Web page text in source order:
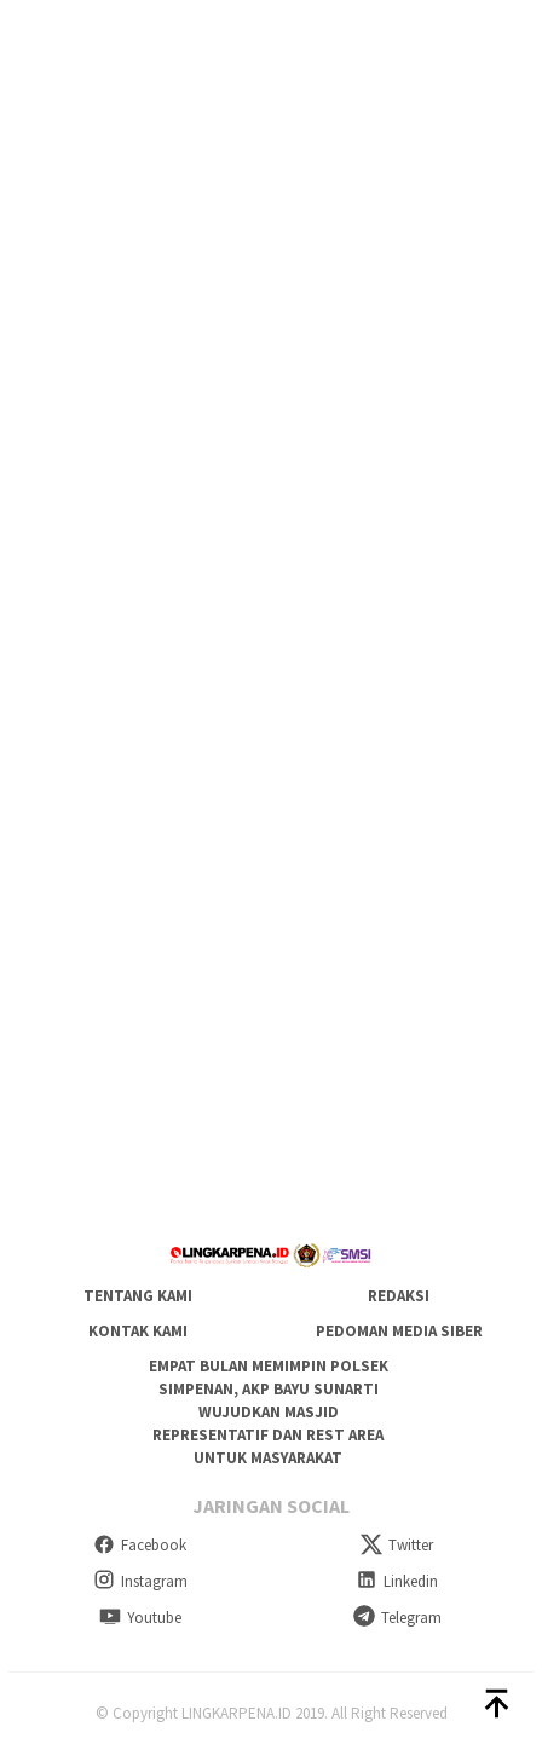
TENTANG KAMI
REDAKSI
KONTAK KAMI
PEDOMAN MEDIA SIBER
EMPAT BULAN MEMIMPIN POLSEK
SIMPENAN, AKP BAYU SUNARTI
WUJUDKAN MASJID
REPRESENTATIF DAN REST AREA
UNTUK MASYARAKAT
JARINGAN SOCIAL
Facebook
Twitter
Instagram
Linkedin
Youtube
Telegram
© Copyright LINGKARPENA.ID 2019. All Right Reserved